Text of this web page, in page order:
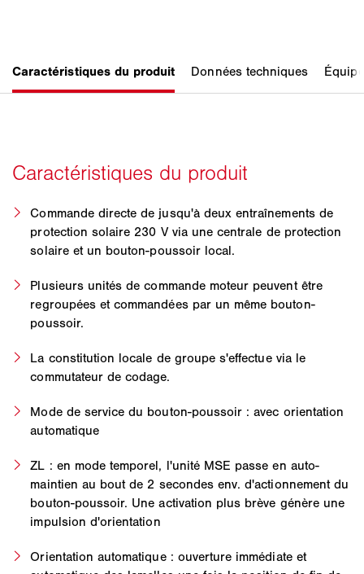
Commande directe de jusqu'à deux entraînements de
protection solaire 230 V via une centrale de protection
solaire et un bouton-poussoir local.
Plusieurs unités de commande moteur peuvent être
regroupées et commandées par un même bouton-
poussoir.
La constitution locale de groupe s'effectue via le
commutateur de codage.
Mode de service du bouton-poussoir : avec orientation
automatique
ZL : en mode temporel, l'unité MSE passe en auto-
maintien au bout de 2 secondes env. d'actionnement du
bouton-poussoir. Une activation plus brève génère une
impulsion d'orientation
Orientation automatique : ouverture immédiate et